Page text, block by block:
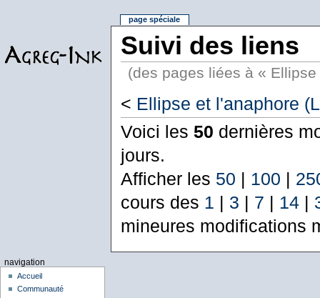
Suivi des liens
(des pages liées à «
< Ellipse et l'anaphore
Voici les 50 dernières
jours.
Afficher les 50 | 100 |
cours des 1 | 3 | 7 | 14|
mineures modifications
page spéciale
navigation
Accueil
Communauté